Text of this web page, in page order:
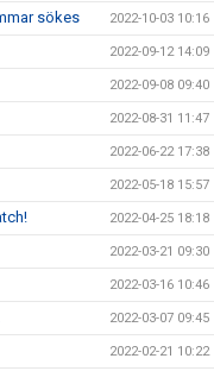
sökes 2022-10-03 10:16
2022-09-12 14:09
2022-09-08 09:40
2022-08-31 11:47
2022-06-22 17:38
2022-05-18 15:57
2022-04-25 18:18
2022-03-21 09:30
2022-03-16 10:46
2022-03-07 09:45
2022-02-21 10:22